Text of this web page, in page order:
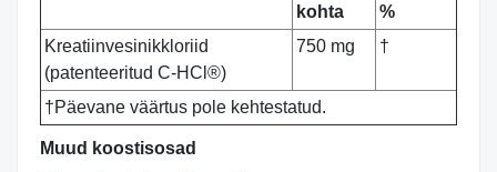
kohta
%
Kreatiinvesinikkloriid
(patenteeritud C-HCl®)
750 mg †
†Päevane väärtus pole kehtestatud.
Muud koostisosad